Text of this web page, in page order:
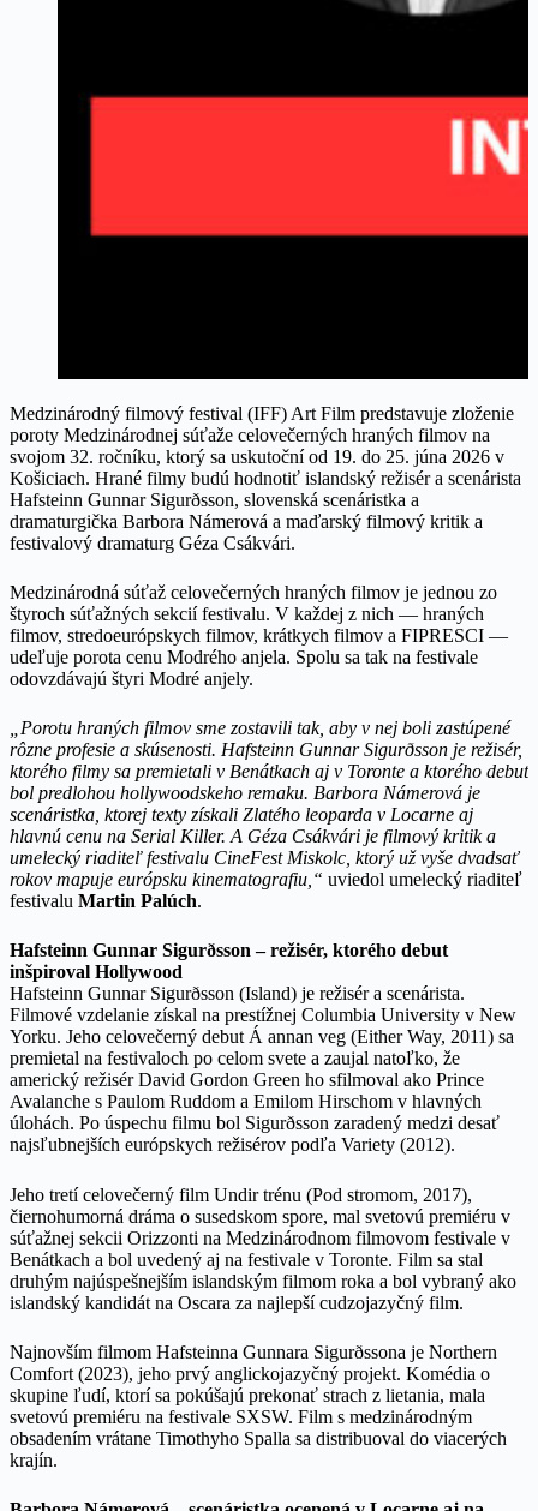
Medzinárodný filmový festival (IFF) Art Film predstavuje zloženie
poroty Medzinárodnej súťaže celovečerných hraných filmov na
svojom 32. ročníku, ktorý sa uskutoční od 19. do 25. júna 2026 v
Košiciach. Hrané filmy budú hodnotiť islandský režisér a scenárista
Hafsteinn Gunnar Sigurðsson, slovenská scenáristka a
dramaturgička Barbora Námerová a maďarský filmový kritik a
festivalový dramaturg Géza Csákvári.
Medzinárodná súťaž celovečerných hraných filmov je jednou zo
štyroch súťažných sekcií festivalu. V každej z nich — hraných
filmov, stredoeurópskych filmov, krátkych filmov a FIPRESCI —
udeľuje porota cenu Modrého anjela. Spolu sa tak na festivale
odovzdávajú štyri Modré anjely.
„Porotu hraných filmov sme zostavili tak, aby v nej boli zastúpené
rôzne profesie a skúsenosti. Hafsteinn Gunnar Sigurðsson je režisér,
ktorého filmy sa premietali v Benátkach aj v Toronte a ktorého debut
bol predlohou hollywoodskeho remaku. Barbora Námerová je
scenáristka, ktorej texty získali Zlatého leoparda v Locarne aj
hlavnú cenu na Serial Killer. A Géza Csákvári je filmový kritik a
umelecký riaditeľ festivalu CineFest Miskolc, ktorý už vyše dvadsať
rokov mapuje európsku kinematografiu,“ uviedol umelecký riaditeľ
festivalu Martin Palúch.
Hafsteinn Gunnar Sigurðsson – režisér, ktorého debut
inšpiroval Hollywood
Hafsteinn Gunnar Sigurðsson (Island) je režisér a scenárista.
Filmové vzdelanie získal na prestížnej Columbia University v New
Yorku. Jeho celovečerný debut Á annan veg (Either Way, 2011) sa
premietal na festivaloch po celom svete a zaujal natoľko, že
americký režisér David Gordon Green ho sfilmoval ako Prince
Avalanche s Paulom Ruddom a Emilom Hirschom v hlavných
úlohách. Po úspechu filmu bol Sigurðsson zaradený medzi desať
najsľubnejších európskych režisérov podľa Variety (2012).
Jeho tretí celovečerný film Undir trénu (Pod stromom, 2017),
čiernohumorná dráma o susedskom spore, mal svetovú premiéru v
súťažnej sekcii Orizzonti na Medzinárodnom filmovom festivale v
Benátkach a bol uvedený aj na festivale v Toronte. Film sa stal
druhým najúspešnejším islandským filmom roka a bol vybraný ako
islandský kandidát na Oscara za najlepší cudzojazyčný film.
Najnovším filmom Hafsteinna Gunnara Sigurðssona je Northern
Comfort (2023), jeho prvý anglickojazyčný projekt. Komédia o
skupine ľudí, ktorí sa pokúšajú prekonať strach z lietania, mala
svetovú premiéru na festivale SXSW. Film s medzinárodným
obsadením vrátane Timothyho Spalla sa distribuoval do viacerých
krajín.